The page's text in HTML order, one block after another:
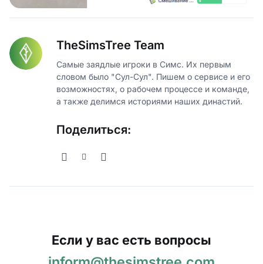
TheSimsTree Team
Самые заядлые игроки в Симс. Их первым
словом было "Сул-Сул". Пишем о сервисе и его
возможностях, о рабочем процессе и команде,
а также делимся историями наших династий.
Поделиться:
Если у вас есть вопросы